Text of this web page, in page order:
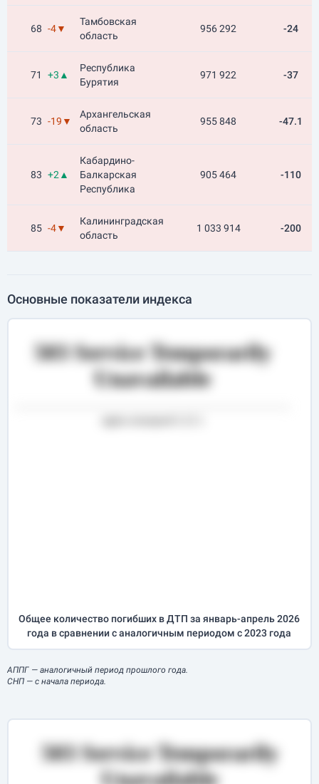
68 -4▼
Тамбовская
область
956 292 -24
71 +3▲
Республика
Бурятия
971 922 -37
73 -19▼
Архангельская
область
955 848 -47.1
83 +2▲
Кабардино-
Балкарская
Республика
905 464 -110
85 -4▼
Калининградская
область
1 033 914 -200
Основные показатели индекса
Общее количество погибших в ДТП заянварь-апрель2026
года в сравнении с аналогичным периодом с 2023 года
АППГ — аналогичный период прошлого года.
СНП — с начала периода.